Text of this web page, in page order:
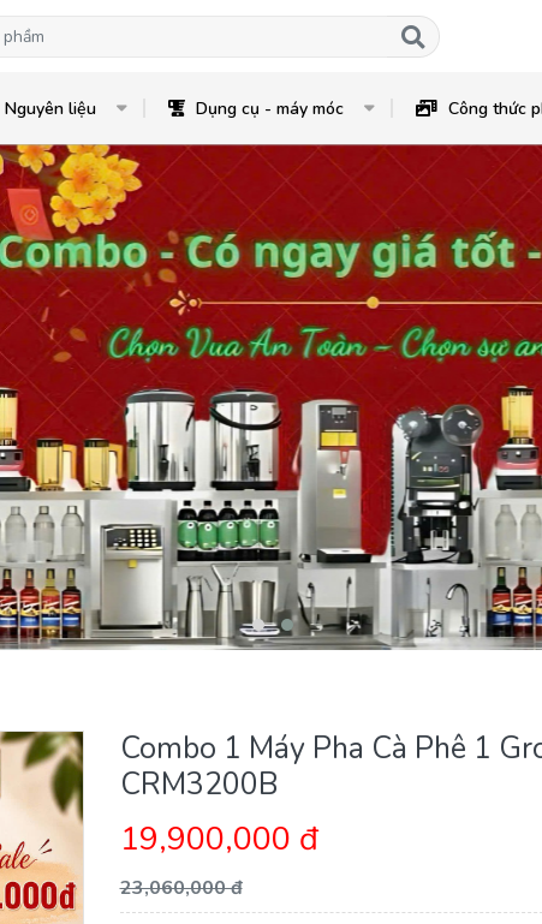
Nguyên liệu Dụng cụ - máy móc Công thức
Combo 1 Máy Pha Cà Phê 1
CRM3200B
19,900,000 đ
23,060,000 đ